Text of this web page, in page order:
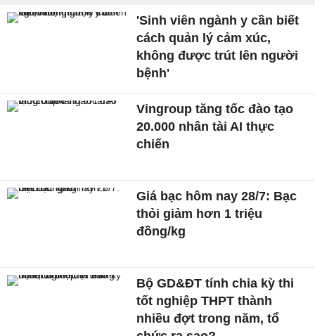
'Sinh viên ngành y cần biết
cách quản lý cảm xúc,
không được trút lên người
bệnh'
Vingroup tăng tốc đào tạo
20.000 nhân tài AI thực
chiến
Giá bạc hôm nay 28/7: Bạc
thỏi giảm hơn 1 triệu
đồng/kg
Bộ GD&ĐT tính chia kỳ thi
tốt nghiệp THPT thành
nhiều đợt trong năm, tổ